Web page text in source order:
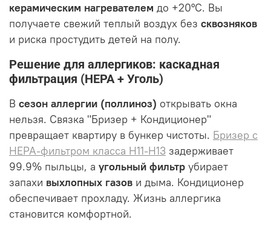
керамическим нагревателем до +20°C. Вы
получаете свежий теплый воздух без сквозняков
и риска простудить детей на полу.
Решение для аллергиков: каскадная
фильтрация (HEPA + Уголь)
В сезон аллергии (поллиноз) открывать окна
нельзя. Связка "Бризер + Кондиционер"
превращает квартиру в бункер чистоты. Бризер с
HEPA-фильтром класса H11-H13 задерживает
99.9% пыльцы, а угольный фильтр убирает
запахи выхлопных газов и дыма. Кондиционер
обеспечивает прохладу. Жизнь аллергика
становится комфортной.